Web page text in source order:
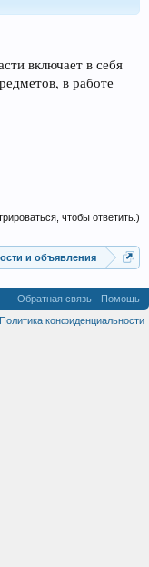
включает в себя
в работе
чтобы ответить.)
и объявления
Обратная связь
Помощь
Политика конфиденциальности